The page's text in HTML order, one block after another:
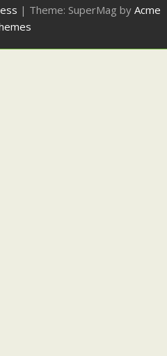
| Theme: SuperMag by Acme